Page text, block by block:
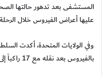
المستشفى بعد تدهور حالتها
عليها أعراض الفيروس خلال
وفي الولايات المتحدة، أكدت
بالفيروس بعد نقله مع 17 راكباً إلى ولاية نبراسكا.